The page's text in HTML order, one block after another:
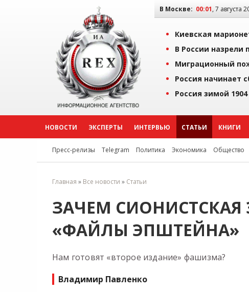
В Москве: 00:01, 7 августа
Киевская
В России назрели
Миграционный
Россия начинает
Россия зимой
НОВОСТИ ЭКСПЕРТЫ ИНТЕРВЬЮ СТАТЬИ КНИГИ
Пресс-релизы Telegram Политика Экономика Общество
Главная » Все новости » Статьи
ЗАЧЕМ
«ФАЙЛЫ ЭПШТЕЙНА»
Нам готовят «второе издание» фашизма?
Владимир Павленко